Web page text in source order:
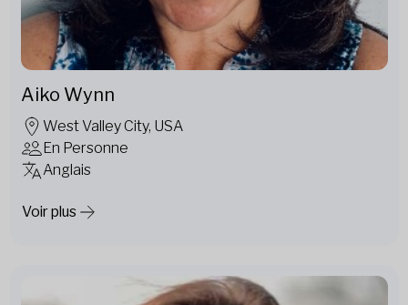
Aiko Wynn
West Valley City, USA
En Personne
Anglais
Voir plus